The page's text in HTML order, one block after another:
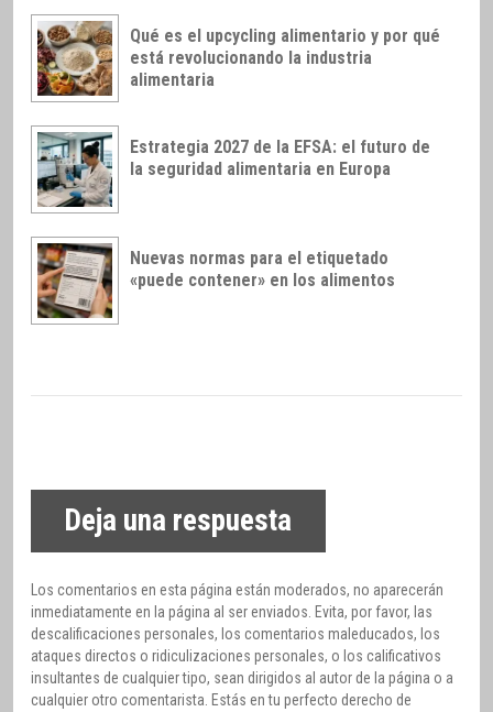
Qué es el upcycling alimentario y por qué
está revolucionando la industria
alimentaria
Estrategia 2027 de la EFSA: el futuro de
la seguridad alimentaria en Europa
Nuevas normas para el etiquetado
«puede contener» en los alimentos
Deja una respuesta
Los comentarios en esta página están moderados, no aparecerán
inmediatamente en la página al ser enviados. Evita, por favor, las
descalificaciones personales, los comentarios maleducados, los
ataques directos o ridiculizaciones personales, o los calificativos
insultantes de cualquier tipo, sean dirigidos al autor de la página o a
cualquier otro comentarista. Estás en tu perfecto derecho de